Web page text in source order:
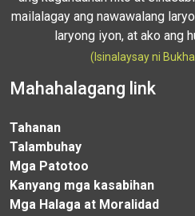
mailalagay ang nawawalang
laryong iyon, at ako ang
(Isinalaysay ni
Mahahalagang link
Tahanan
Talambuhay
Mga Patotoo
Kanyang mga kasabihan
Mga Halaga at Moralidad